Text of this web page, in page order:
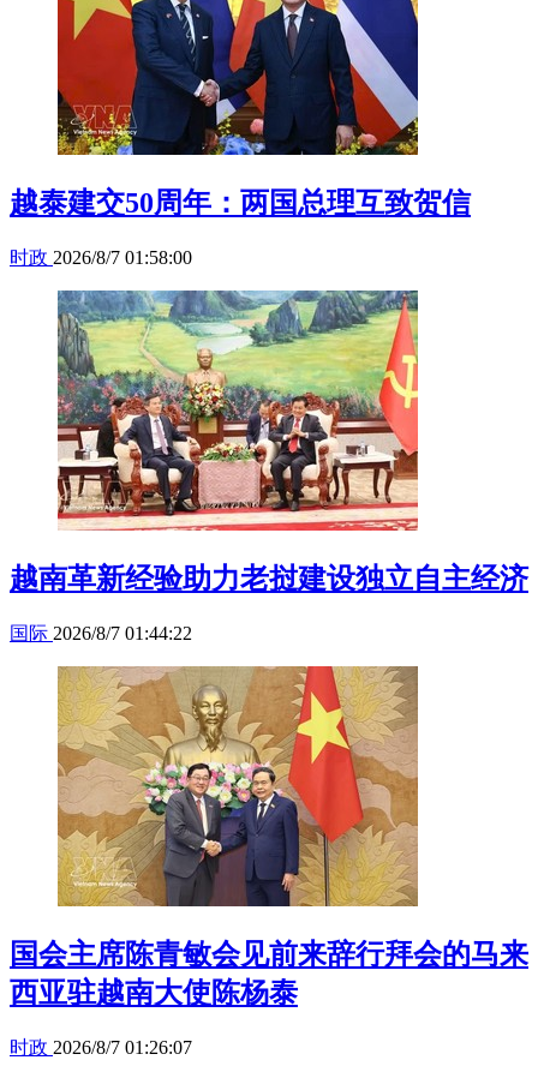
越泰建交50周年：两国总理互致贺信
时政 2026/8/7 01:58:00
越南革新经验助力老挝建设独立自主经济
国际 2026/8/7 01:44:22
国会主席陈青敏会见前来辞行拜会的马来
西亚驻越南大使陈杨泰
时政 2026/8/7 01:26:07